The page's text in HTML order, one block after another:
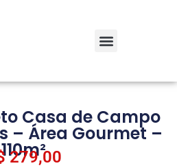
Casa de Campo
– Área Gourmet –
110m²
279,00